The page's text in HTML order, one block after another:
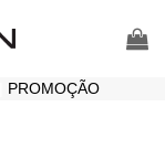
PROMOÇÃO